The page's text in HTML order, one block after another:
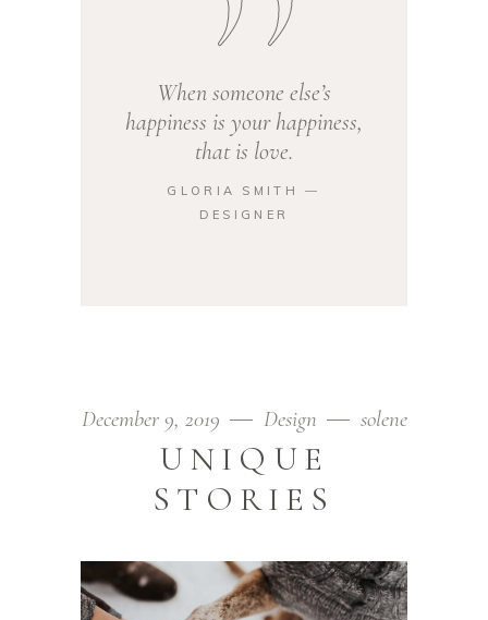
When someone else’s
happiness is your happiness,
that is love.
GLORIA SMITH ―
DESIGNER
December 9, 2019 Design solene
UNIQUE
STORIES